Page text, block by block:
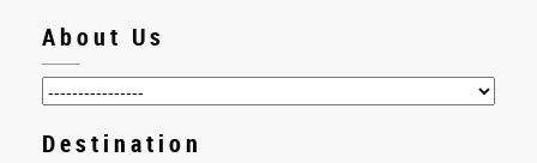
About Us
Destination